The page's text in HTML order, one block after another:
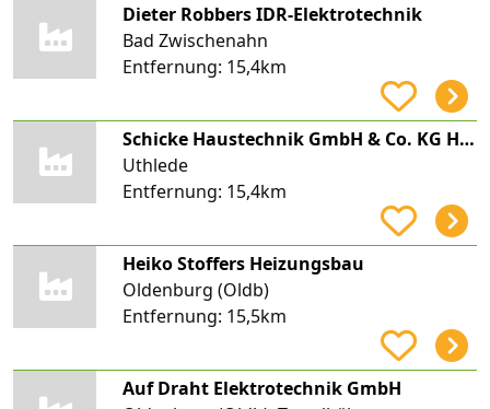
Dieter Robbers IDR-Elektrotechnik
Bad Zwischenahn
Entfernung: 15,4km
Schicke Haustechnik GmbH & Co. KG Heizung Sanitär Elektro
Uthlede
Entfernung: 15,4km
Heiko Stoffers Heizungsbau
Oldenburg (Oldb)
Entfernung: 15,5km
Auf Draht Elektrotechnik GmbH